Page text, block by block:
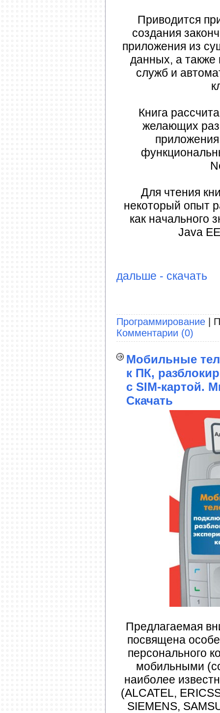
Приводится
создания
приложения из
данных, а
служб и
Книга
желающих
Для чтения
некоторый опыт
как начального
Java
дальше - скачать
Программирование |
Комментарии (0)
Мобильные
к ПК,
с SIM-картой.
Скачать
Предлагаемая
посвящена
персонального
мобильными
наиболее
(ALCATEL,
SIEMENS,